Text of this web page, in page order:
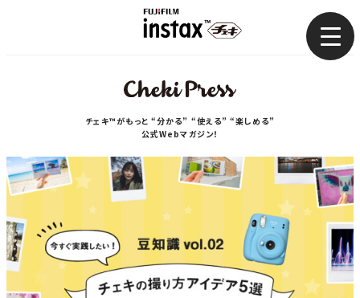
チェキ™がもっと “分かる” “使える” “楽しめる”
公式Webマガジン！
使い方
コラム